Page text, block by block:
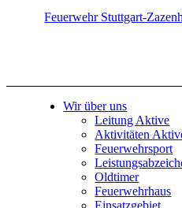
Wir über uns
Leitung Aktive
Aktivitäten
Feuerwehrsport
Oldtimer
Feuerwehrhaus
Einsatzgebiet